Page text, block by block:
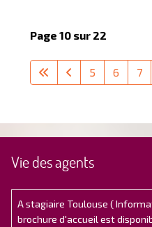
Page 10 sur 22
5 6 7
Vie des agents
A stagiaire Toulouse (
brochure d'accueil est